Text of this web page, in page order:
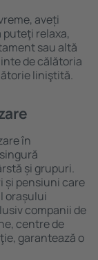
aveți
puteţi relaxa,
sau altă
de călătoria
liniştită.
în
și grupuri.
și pensiuni care
orașului
companii de
centre de
garantează o